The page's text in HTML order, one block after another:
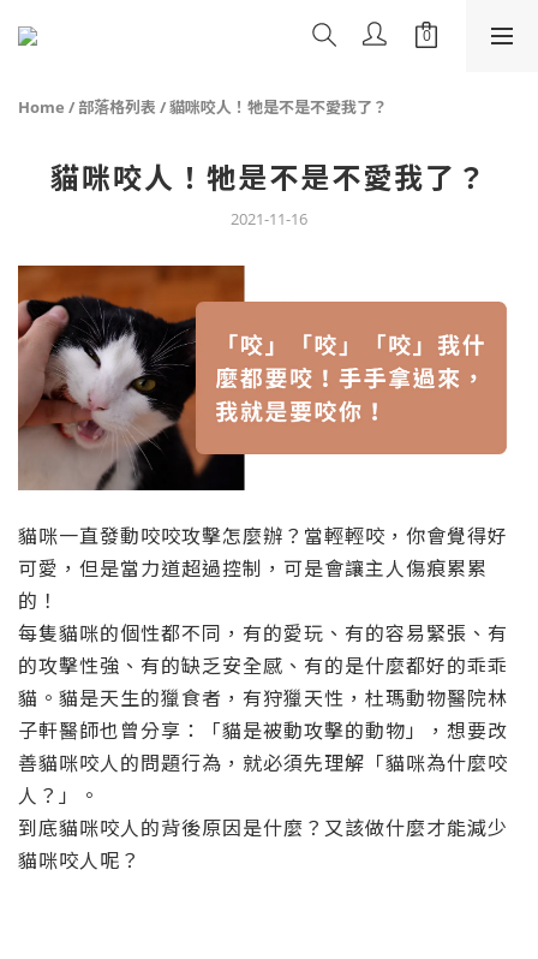
Home / 部落格列表 /貓咪咬人！牠是不是不愛我了？
貓咪咬人！牠是不是不愛我了？
2021-11-16
貓咪一直發動咬咬攻擊怎麼辦？當輕輕咬，你會覺得好
可愛，但是當力道超過控制，可是會讓主人傷痕累累
的！
每隻貓咪的個性都不同，有的愛玩、有的容易緊張、有
的攻擊性強、有的缺乏安全感、有的是什麼都好的乖乖
貓。貓是天生的獵食者，有狩獵天性，杜瑪動物醫院林
子軒醫師也曾分享：「貓是被動攻擊的動物」，想要改
善貓咪咬人的問題行為，就必須先理解「貓咪為什麼咬
人？」。
到底貓咪咬人的背後原因是什麼？又該做什麼才能減少
貓咪咬人呢？